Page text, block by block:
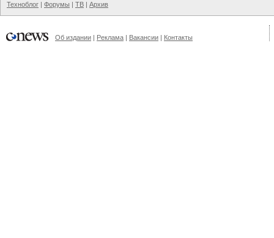
Техноблог | Форумы | ТВ | Архив
Об издании | Реклама | Вакансии | Контакты